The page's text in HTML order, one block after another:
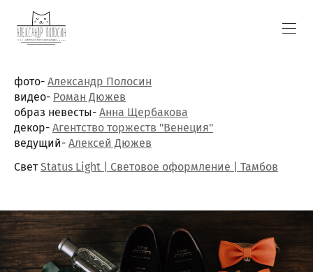
фото- Александр Полосин
видео- Роман Дюжев
образ невесты- Анна Щербакова
декор- Агентство торжеств "Венеция"
ведущий- Алексей Дюжев
СветStatus Light | Световое оформление | Тамбов